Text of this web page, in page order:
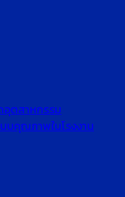
อุตสาหกรรม
บคุณภาพในโรงงาน